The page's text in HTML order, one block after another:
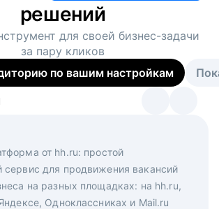
решений
для своей бизнес-задачи
за пару кликов
по вашим настройкам
от hh.ru: простой
сервис для продвижения вакансий
на разных площадках: на hh.ru,
Одноклассниках и Mail.ru
для вакансий на главной странице
количество откликов
под ключ. Решите, сколько
вам нужно, и за дело возьмутся
и проектные менеджеры
digital-инструментов